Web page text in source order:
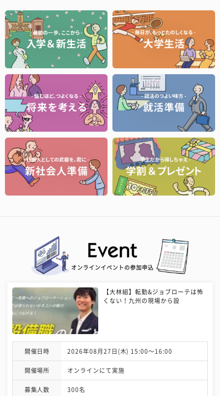
オンラインイベントの参加申込
【大林組】転勤&ジョブローテは怖
くない！九州の現場から設
開催日時 2026年08月27日(木) 15:00〜16:00
開催場所 オンラインにて実施
募集人数 300名